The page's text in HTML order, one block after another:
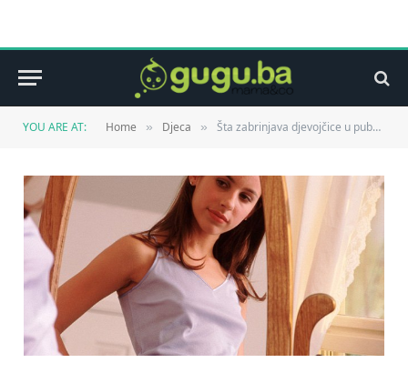
YOU ARE AT: Home » Djeca » Šta zabrinjava djevojčice u puberetu?